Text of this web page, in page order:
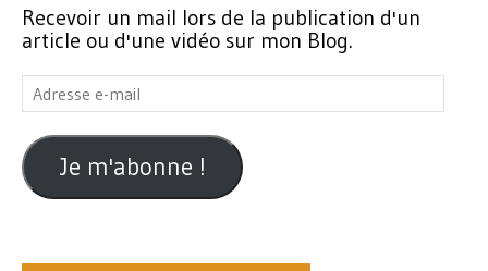
Recevoir un mail lors de la publication d'un
article ou d'une vidéo sur mon Blog.
Adresse
e-
mail
Je m'abonne !